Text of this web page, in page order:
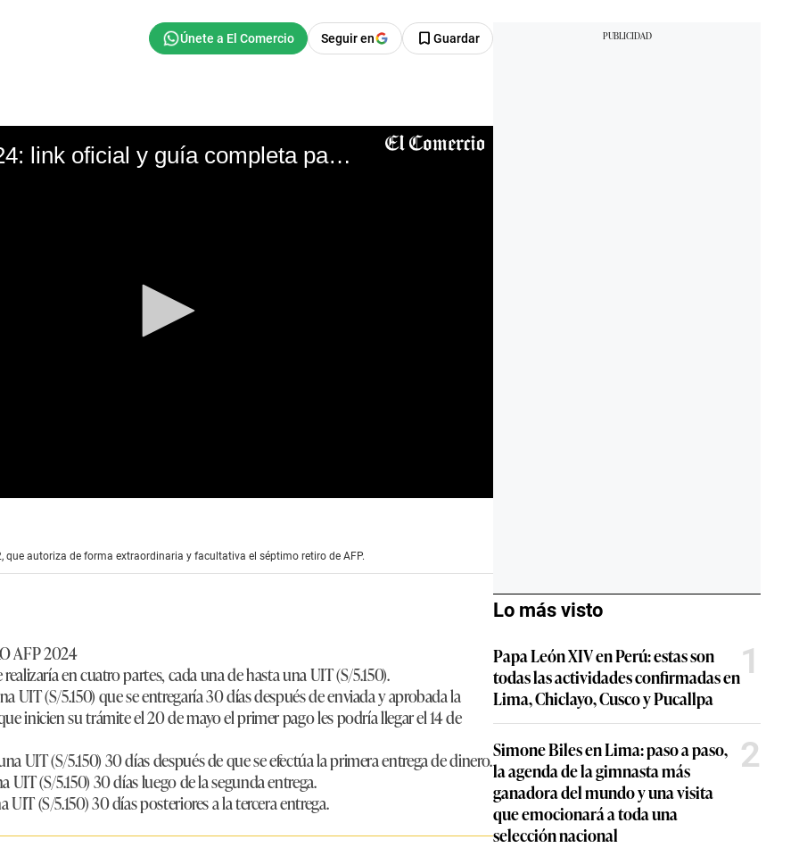
Seguir en Guardar
Retiro AFP 2024: link oficial y guía completa para realizar la solicitud
que autoriza de forma extraordinaria y facultativa el séptimo retiro de AFP.
AFP 2024
en cuatro partes, cada una de hasta una UIT (S/5.150).
UIT (S/5.150) que se entregaría 30 días después de enviada y aprobada la
inicien su trámite el 20 de mayo el primer pago les podría llegar el 14 de
UIT (S/5.150) 30 días después de que se efectúa la primera entrega de dinero.
UIT (S/5.150) 30 días luego de la segunda entrega.
UIT (S/5.150) 30 días posteriores a la tercera entrega.
Lo más visto
Papa León XIV en Perú: estas son
todas las actividades confirmadas en
Lima, Chiclayo, Cusco y Pucallpa
1
Simone Biles en Lima: paso a paso,
la agenda de la gimnasta más
ganadora del mundo y una visita
que emocionará a toda una
selección nacional
2